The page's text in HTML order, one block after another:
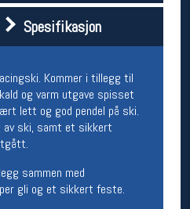
Spesifikasjon
Kommer i tillegg til
og varm utgave spisset
lett og god pendel på ski.
av ski, samt et sikkert
sammen med
gli og et sikkert feste.
11-18
11-16